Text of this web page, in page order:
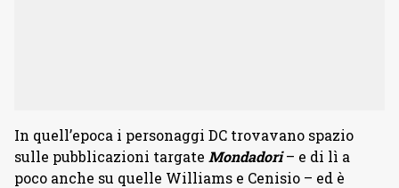
In quell’epoca i personaggi DC trovavano spazio
sulle pubblicazioni targate Mondadori– e di lì a
poco anche su quelle Williams e Cenisio – ed è